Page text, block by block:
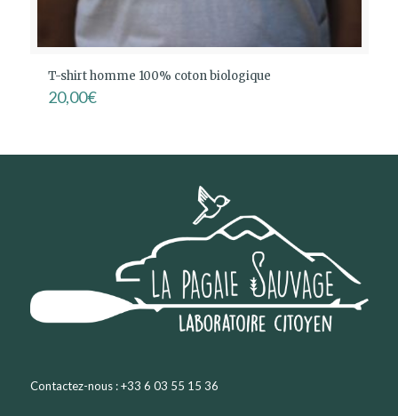
T-shirt homme 100% coton biologique
20,00€
Contactez-nous : +33 6 03 55 15 36